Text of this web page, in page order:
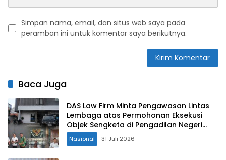
Simpan nama, email, dan situs web saya pada
peramban ini untuk komentar saya berikutnya.
Baca Juga
DAS Law Firm Minta Pengawasan Lintas
Lembaga atas Permohonan Eksekusi
Objek Sengketa di Pengadilan Negeri
Jakarta Selatan
Nasional 31 Juli 2026